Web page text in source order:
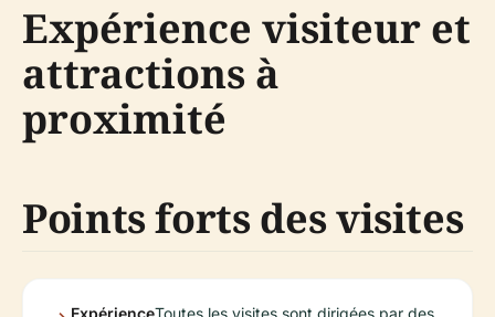
Expérience visiteur et
attractions à
proximité
Points forts des visites
ExpérienceToutes les visites sont dirigées par des